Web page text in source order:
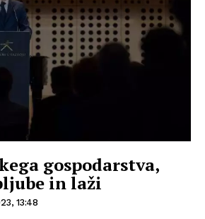
gospodarstva,
in laži
13:48